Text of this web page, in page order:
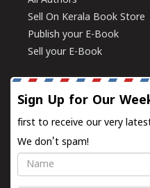
Sell On Kerala Book Store
Publish your E-Book
Sell your E-Book
Sign Up for Our
first to receive our very
We don't spam!
Name